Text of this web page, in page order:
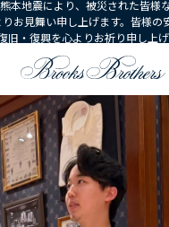
本地震により、被災された皆様
お見舞い申し上げます。皆様の
旧・復興を心よりお祈り申し上げ
ネート コーディネート詳細